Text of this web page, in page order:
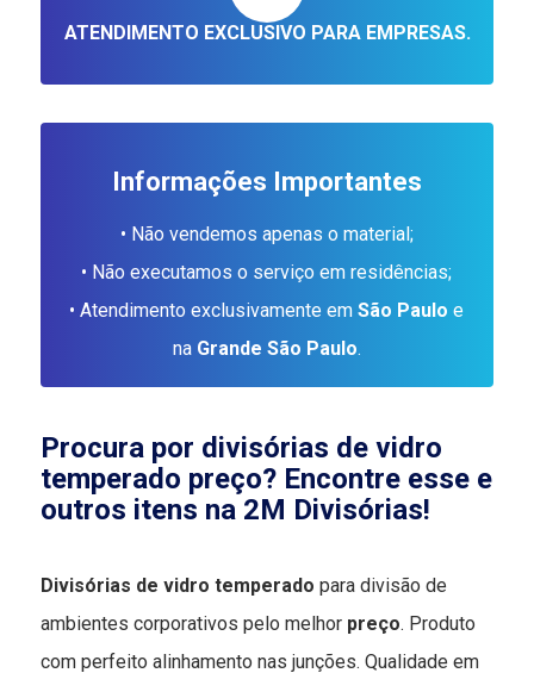
ATENDIMENTO EXCLUSIVO PARA EMPRESAS.
Informações Importantes
• Não vendemos apenas o material;
• Não executamos o serviço em residências;
• Atendimento exclusivamente emSão Paulo e
na Grande São Paulo.
Procura por divisórias de vidro
temperado preço? Encontre esse e
outros itens na 2M Divisórias!
Divisórias de vidro temperadopara divisão de
ambientes corporativos pelo melhor preço. Produto
com perfeito alinhamento nas junções. Qualidade em